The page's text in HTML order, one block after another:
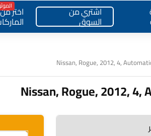
اشتري من
السوق
اختر من
Nissan, Rogue, 2012, 4,
Nissan, Rogue, 2012, 4,